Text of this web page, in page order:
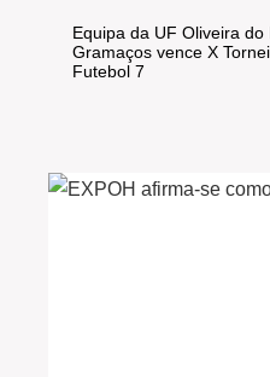
Equipa da UF Oliveira
Gramaços vence X
Futebol 7